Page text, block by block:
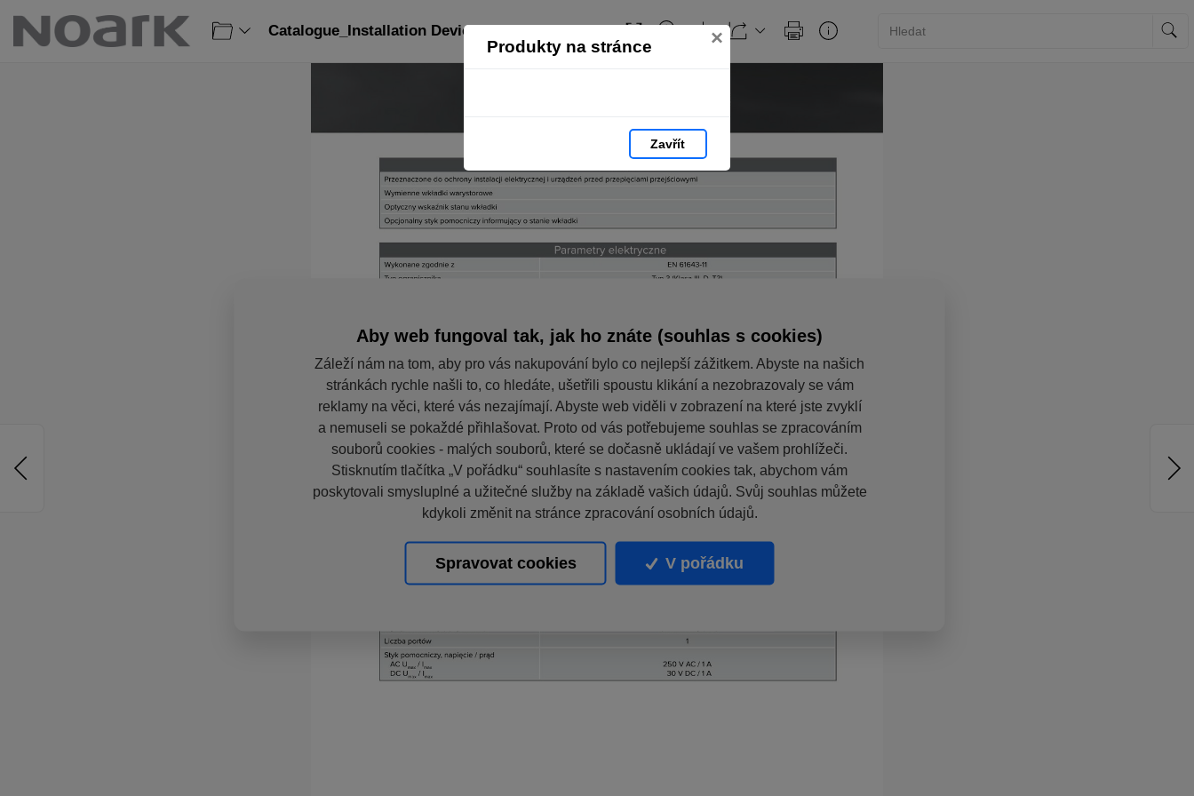
Produkty na stránce ×
Zavřít
Catalogue_Installation Devices_PL: strana 367
Aby web fungoval tak, jak ho znáte (souhlas s cookies)
Záleží nám na tom, aby pro vás nakupování bylo co nejlepší zážitkem. Abyste na našich
stránkách rychle našli to, co hledáte, ušetřili spoustu klikání a nezobrazovaly se vám
reklamy na věci, které vás nezajímají. Abyste web viděli v zobrazení na které jste zvyklí
a nemuseli se pokaždé přihlašovat. Proto od vás potřebujeme souhlas se zpracováním
souborů cookies - malých souborů, které se dočasně ukládají ve vašem prohlížeči.
Stisknutím tlačítka „V pořádku“ souhlasíte s nastavením cookies tak, abychom vám
poskytovali smysluplné a užitečné služby na základě vašich údajů. Svůj souhlas můžete
kdykoli změnit na stránce zpracování osobních údajů.
Spravovat cookies V pořádku